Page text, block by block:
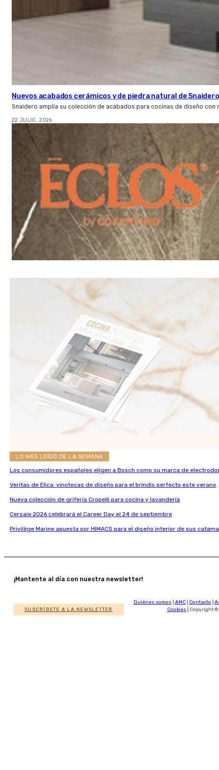
Nuevos acabados cerámicos y de piedra natural de Snaidero
Snaidero amplía su colección de acabados para cocinas de diseño
22 JULIO, 2026
LO MÁS LEÍDO DE LA SEMANA
Los consumidores españoles eligen a Bosch como su marca de
Veritas de Elica: vinotecas de diseño para el brindis perfecto este verano
Nueva colección de grifería Cropelli para cocina y lavandería
Cersaie 2026 celebrará el Career Day el 24 de septiembre
Privilège Marine apuesta por HIMACS para el diseño interior de sus
¡Mantente al día con nuestra newsletter!
SUSCRÍBETE A LA NEWSLETTER
Quiénes somos AMC| Contacto
Cookies | Copyright